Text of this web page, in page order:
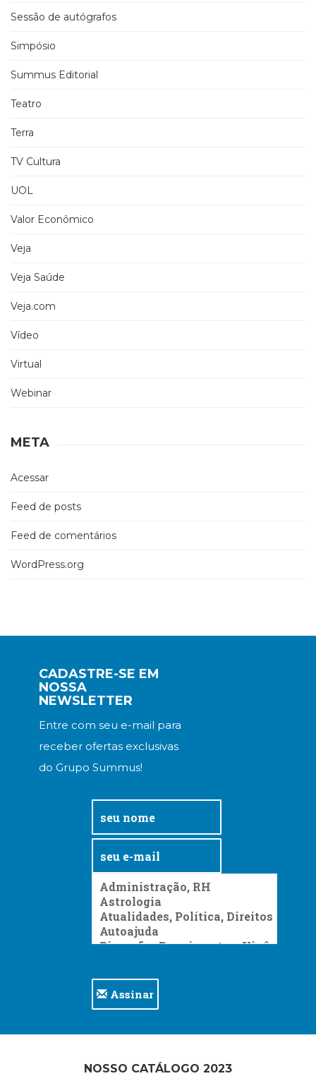
Sessão de autógrafos
Simpósio
Summus Editorial
Teatro
Terra
TV Cultura
UOL
Valor Econômico
Veja
Veja Saúde
Veja.com
Vídeo
Virtual
Webinar
META
Acessar
Feed de posts
Feed de comentários
WordPress.org
CADASTRE-SE EM
NOSSA
NEWSLETTER
Entre com seu e-mail para
receber ofertas exclusivas
do Grupo Summus!
Assinar
NOSSO CATÁLOGO 2023